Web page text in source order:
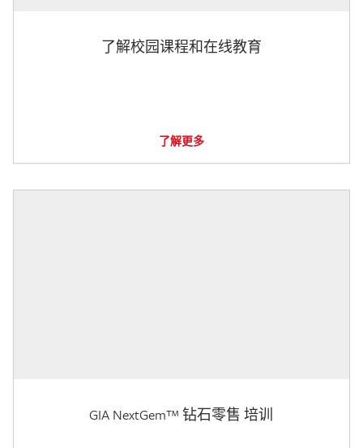
了解校园课程和在线教育
了解更多
GIA NextGem™ 钻石零售 培训